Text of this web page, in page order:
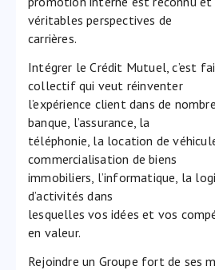
véritables perspectives de
carrières.
Intégrer le Crédit Mutuel, c’est
collectif qui veut réinventer
l’expérience client dans de
banque, l’assurance, la
téléphonie, la location de
commercialisation de biens
immobiliers, l’informatique, la
d’activités dans
lesquelles vos idées et vos
en valeur.
Rejoindre un Groupe fort de ses